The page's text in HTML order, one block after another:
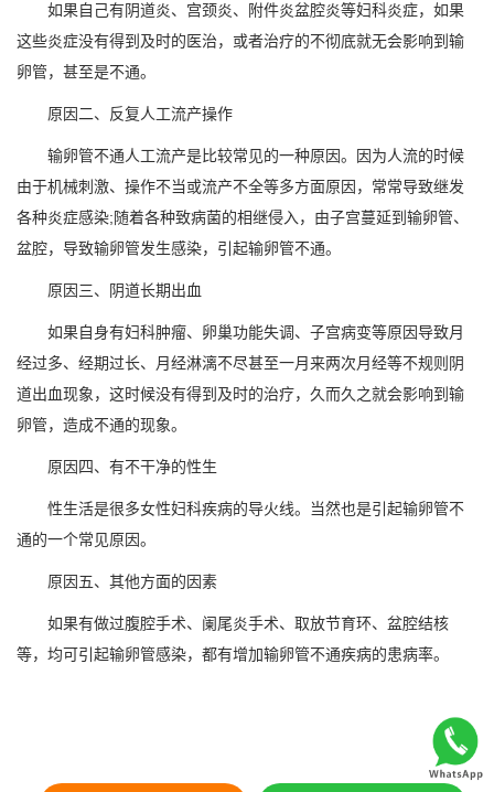
如果自己有阴道炎、宫颈炎、附件炎盆腔炎等妇科炎症，如果
这些炎症没有得到及时的医治，或者治疗的不彻底就无会影响到输
卵管，甚至是不通。
原因二、反复人工流产操作
输卵管不通人工流产是比较常见的一种原因。因为人流的时候
由于机械刺激、操作不当或流产不全等多方面原因，常常导致继发
各种炎症感染;随着各种致病菌的相继侵入，由子宫蔓延到输卵管、
盆腔，导致输卵管发生感染，引起输卵管不通。
原因三、阴道长期出血
如果自身有妇科肿瘤、卵巢功能失调、子宫病变等原因导致月
经过多、经期过长、月经淋漓不尽甚至一月来两次月经等不规则阴
道出血现象，这时候没有得到及时的治疗，久而久之就会影响到输
卵管，造成不通的现象。
原因四、有不干净的性生
性生活是很多女性妇科疾病的导火线。当然也是引起输卵管不
通的一个常见原因。
原因五、其他方面的因素
如果有做过腹腔手术、阑尾炎手术、取放节育环、盆腔结核
等，均可引起输卵管感染，都有增加输卵管不通疾病的患病率。